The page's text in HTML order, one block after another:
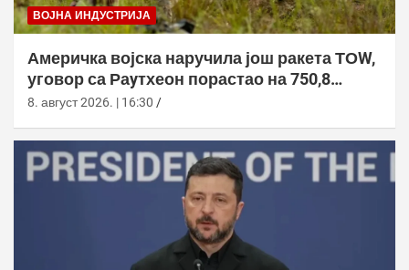
ВОЈНА ИНДУСТРИЈА
Америчка војска наручила још ракета ТОW,
уговор са Раyтхеон порастао на 750,8
милиона долара
8. август 2026. | 16:30